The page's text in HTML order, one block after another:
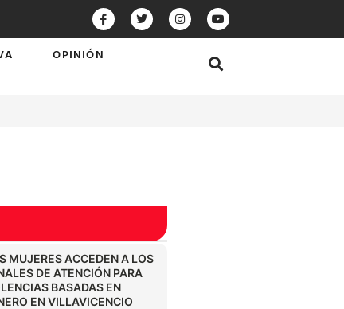
OPINIÓN
MUJERES ACCEDEN A LOS
DE ATENCIÓN PARA
BASADAS EN
EN VILLAVICENCIO